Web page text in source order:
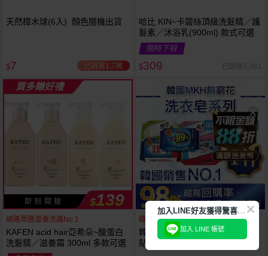
天然樟木球(6入) 顏色隨機出貨
$7 已銷售1.7萬
哈比 KIN~卡碧絲頂級洗髮精／護
髮素／沐浴乳(900ml) 款式可選
限時下殺
$309 已銷售5,061
買多賺好禮
即 刻 開 搶 $139
網路票選滋養洗護No.1
KAFEN acid hair亞希朵~酸蛋白
洗髮精／滋養霜 300ml 多款可選
韓國銷售第一天然品牌
韓國 無瓊花~抗菌洗衣皂／女性
貼身衣物去污皂／衣襪去污皂／
加
入LINE好友獲得驚喜折扣!
加入 LINE 帳號